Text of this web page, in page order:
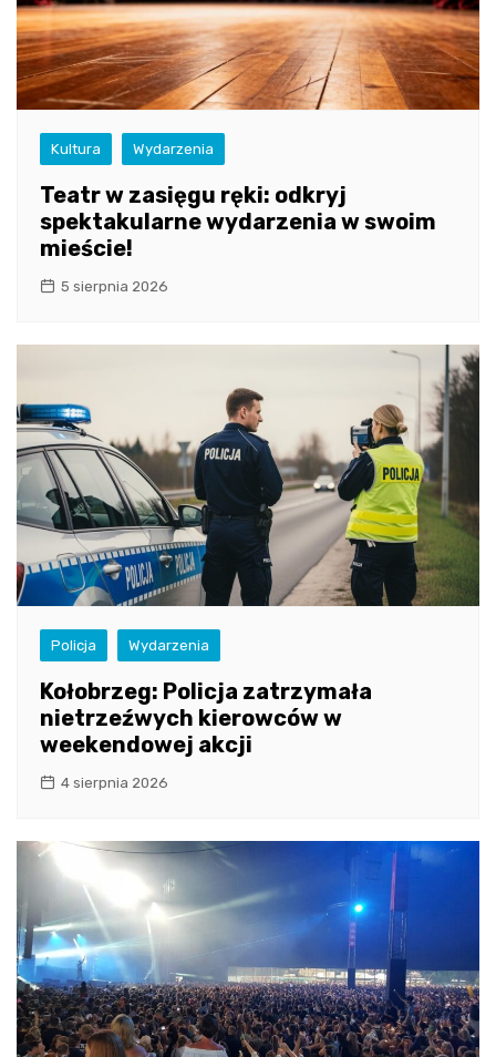
Kultura Wydarzenia
Teatr w zasięgu ręki: odkryj
spektakularne wydarzenia w swoim
mieście!
5 sierpnia 2026
Policja Wydarzenia
Kołobrzeg: Policja zatrzymała
nietrzeźwych kierowców w
weekendowej akcji
4 sierpnia 2026